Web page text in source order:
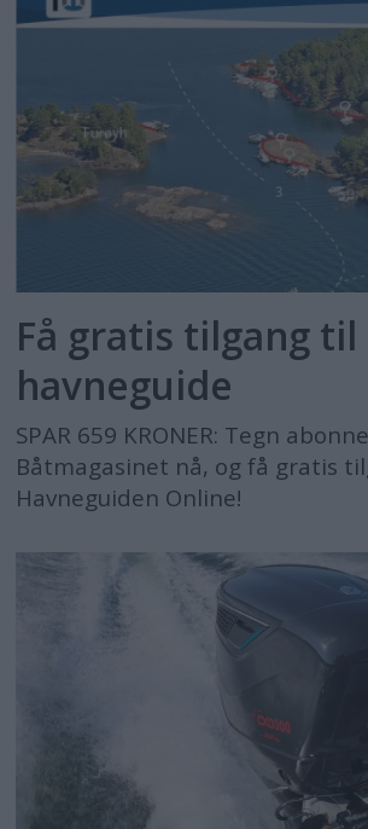
Få gratis tilgang til
havneguide
SPAR 659 KRONER: Tegn
Båtmagasinet nå, og få gratis
Havneguiden Online!